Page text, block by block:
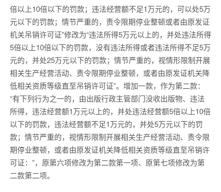
倍以上10倍以下的罚款；违法经营额不足1万元的，可以处5万
元以下的罚款；情节严重的，责令限期停业整顿或者由原发证
机关吊销许可证”修改为“违法所得5万元以上的，并处违法所得
5倍以上10倍以下的罚款，没有违法所得或者违法所得不足5万
元的，并处25万元以下的罚款；情节严重的，视情形限制开展
相关生产经营活动、责令限期停业整顿，或者由原发证机关降
低相关资质等级直至吊销许可证”。增加一款，作为第二款：
“有下列行为之一的，由出版行政主管部门没收出版物、违法
所得，违法经营额1万元以上的，并处违法经营额5倍以上10倍
以下的罚款，违法经营额不足1万元的，并处5万元以下的罚
款；情节严重的，视情形限制开展相关生产经营活动、责令限
期停业整顿，或者由原发证机关降低相关资质等级直至吊销许
可证：”，原第六项修改为第二款第一项、原第七项修改为第
二款第二项。